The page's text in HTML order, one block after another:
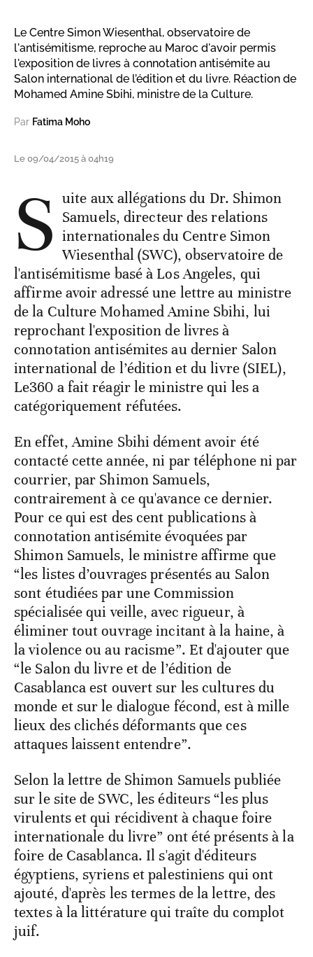
Le Centre Simon Wiesenthal, observatoire de
l'antisémitisme, reproche au Maroc d'avoir permis
l'exposition de livres à connotation antisémite au
Salon international de l’édition et du livre. Réaction de
Mohamed Amine Sbihi, ministre de la Culture.
Par Fatima Moho
Le 09/04/2015 à 04h19
S uite aux allégations du Dr. Shimon
Samuels, directeur des relations
internationales du Centre Simon
Wiesenthal (SWC), observatoire de
l'antisémitisme basé à Los Angeles, qui
affirme avoir adressé une lettre au ministre
de la Culture Mohamed Amine Sbihi, lui
reprochant l'exposition de livres à
connotation antisémites au dernier Salon
international de l’édition et du livre (SIEL),
Le360 a fait réagir le ministre qui les a
catégoriquement réfutées.
En effet, Amine Sbihi dément avoir été
contacté cette année, ni par téléphone ni par
courrier, par Shimon Samuels,
contrairement à ce qu'avance ce dernier.
Pour ce qui est des cent publications à
connotation antisémite évoquées par
Shimon Samuels, le ministre affirme que
“les listes d’ouvrages présentés au Salon
sont étudiées par une Commission
spécialisée qui veille, avec rigueur, à
éliminer tout ouvrage incitant à la haine, à
la violence ou au racisme”. Et d'ajouter que
“le Salon du livre et de l’édition de
Casablanca est ouvert sur les cultures du
monde et sur le dialogue fécond, est à mille
lieux des clichés déformants que ces
attaques laissent entendre”.
Selon la lettre de Shimon Samuels publiée
sur le site de SWC, les éditeurs “les plus
virulents et qui récidivent à chaque foire
internationale du livre” ont été présents à la
foire de Casablanca. Il s'agit d'éditeurs
égyptiens, syriens et palestiniens qui ont
ajouté, d'après les termes de la lettre, des
textes à la littérature qui traîte du complot
juif.